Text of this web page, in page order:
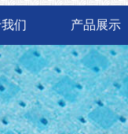
们 产品展示